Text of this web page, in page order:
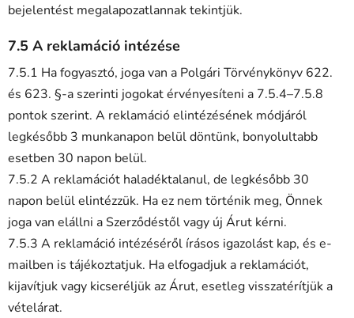
bejelentést megalapozatlannak tekintjük.
7.5 A reklamáció intézése
7.5.1 Ha fogyasztó, joga van a Polgári Törvénykönyv 622.
és 623. §-a szerinti jogokat érvényesíteni a 7.5.4–7.5.8
pontok szerint. A reklamáció elintézésének módjáról
legkésőbb 3 munkanapon belül döntünk, bonyolultabb
esetben 30 napon belül.
7.5.2 A reklamációt haladéktalanul, de legkésőbb 30
napon belül elintézzük. Ha ez nem történik meg, Önnek
joga van elállni a Szerződéstől vagy új Árut kérni.
7.5.3 A reklamáció intézéséről írásos igazolást kap, és e-
mailben is tájékoztatjuk. Ha elfogadjuk a reklamációt,
kijavítjuk vagy kicseréljük az Árut, esetleg visszatérítjük a
vételárat.